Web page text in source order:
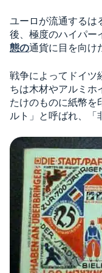
ユーロが流通するは
後、極度のハイパー
態の通貨に目を向け
戦争によってドイツ
ちは木材やアルミホ
たけのものに紙幣を
ルト」と呼ばれ、「